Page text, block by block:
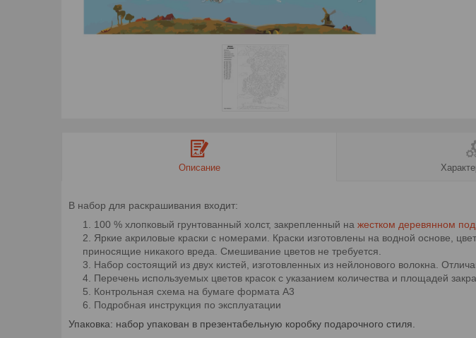
Описание
В набор для раскрашивания входит:
100 % хлопковый грунтованный холст, закрепленный на жестком деревянном
Яркие акриловые краски с номерами. Краски изготовлены на водной основе,
приносящие никакого вреда. Смешивание цветов не требуется.
Набор состоящий из двух кистей, изготовленных из нейлонового волокна.
Перечень используемых цветов красок с указанием количества и площадей
Контрольная схема на бумаге формата А3
Подробная инструкция по эксплуатации
Упаковка: набор упакован в презентабельную коробку подарочного стиля.